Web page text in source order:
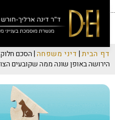
Yes
...
דף הבית|דיני משפחה|הסכם חלוקת
הירושה באופן שונה ממה שקובעים